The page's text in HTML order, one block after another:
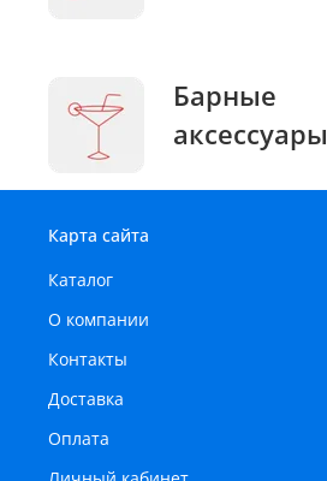
Барные
аксессуары
Карта сайта
Каталог
О компании
Контакты
Доставка
Оплата